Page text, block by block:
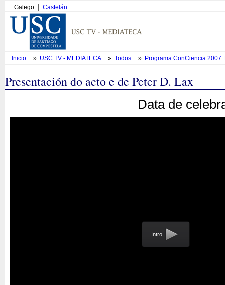
Galego Castelán
Inicio » USC TV - MEDIATECA » Todos » Programa ConCiencia
Presentación do acto e de Peter D. Lax
Data de
Intro